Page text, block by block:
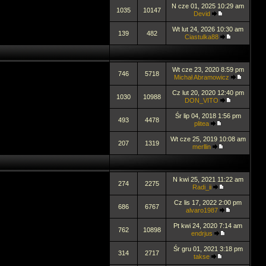
1035 10147
N cze 01, 2025 10:29 am
Devid
139 482
Wt lut 24, 2026 10:30 am
Ciastulka88
746 5718
Wt cze 23, 2020 8:59 pm
Michał Abramowicz
1030 10988
Cz lut 20, 2020 12:40 pm
DON_VITO
493 4478
Śr lip 04, 2018 1:56 pm
plitea
207 1319
Wt cze 25, 2019 10:08 am
merllin
274 2275
N kwi 25, 2021 11:22 am
Radi_ii
686 6767
Cz lis 17, 2022 2:00 pm
alvaro1987
762 10898
Pt kwi 24, 2020 7:14 am
endrjus
314 2717
Śr gru 01, 2021 3:18 pm
takse